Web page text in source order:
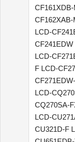
LCD-
LCD-
F LCD-
LCD-
CQ270SA-
LCD-
CU321D-F